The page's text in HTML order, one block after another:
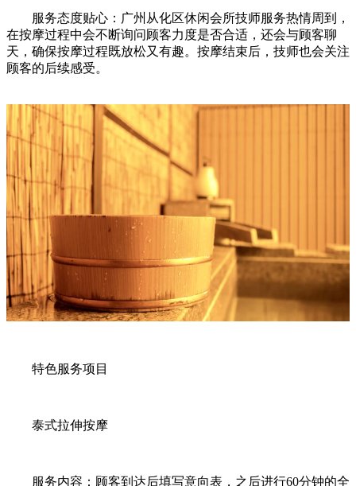
服务态度贴心：广州从化区休闲会所技师服务热情周到，
在按摩过程中会不断询问顾客力度是否合适，还会与顾客聊
天，确保按摩过程既放松又有趣。按摩结束后，技师也会关注
顾客的后续感受。
特色服务项目
泰式拉伸按摩
服务内容：顾客到达后填写意向表，之后进行60分钟的全